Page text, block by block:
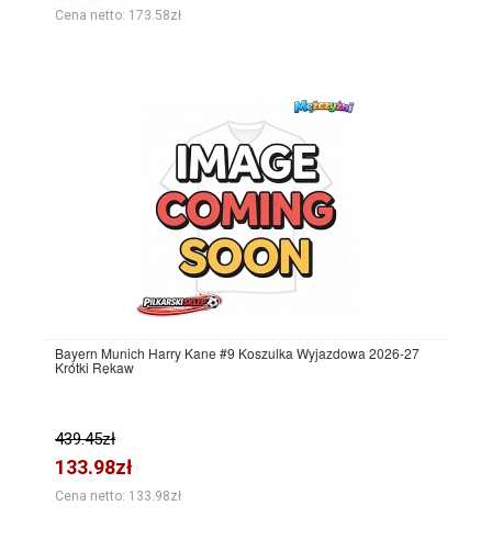
Cena netto: 173.58zł
Bayern Munich Harry Kane #9 Koszulka Wyjazdowa 2026-27
Krótki Rękaw
439.45zł
133.98zł
Cena netto: 133.98zł